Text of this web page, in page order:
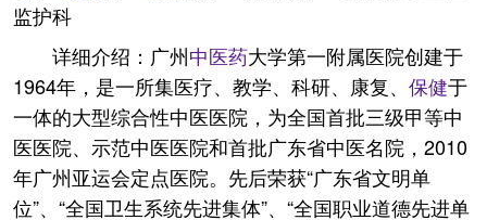
监护科
详细介绍：广州中医药大学第一附属医院创建于
1964年，是一所集医疗、教学、科研、康复、 保健于
一体的大型综合性中医医院，为全国首批三级甲等中
医医院、示范中医医院和首批广东省中医名院，2010
年广州亚运会定点医院。先后荣获“广东省文明单
位”、“全国卫生系统先进集体”、“全国职业道德先进单